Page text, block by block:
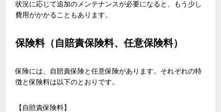
状況に応じて追加のメンテナンスが必要になると、もう少し
費用がかかることもあります。
保険料（自賠責保険料、任意保険料）
保険には、自賠責保険と任意保険があります。それぞれの特
徴と保険料は以下のとおりです。
【自賠責保険料】